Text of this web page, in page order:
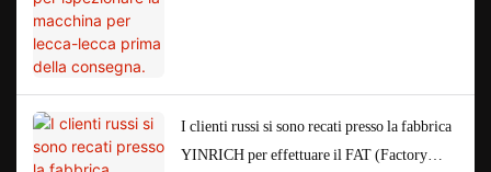
I clienti russi si sono recati presso la fabbrica
YINRICH per effettuare il FAT (Factory